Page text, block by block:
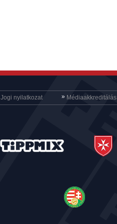
Jogi nyilatkozat » Médiaakkreditálás